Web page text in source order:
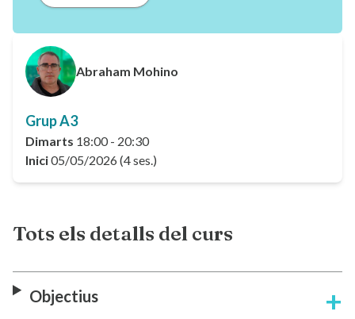
Grup A3
Dimarts 18:00 - 20:30
Inici05/05/2026 (4 ses.)
Abraham Mohino
Tots els detalls del curs
Objectius